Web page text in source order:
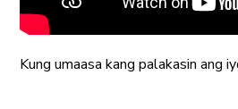
Kung umaasa kang palakasin ang